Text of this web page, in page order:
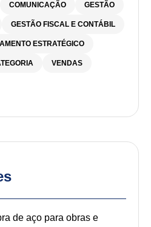
COMUNICAÇÃO GESTÃO
GESTÃO FISCAL E CONTÁBIL
ESTRATÉGICO
VENDAS
de aço para obras e